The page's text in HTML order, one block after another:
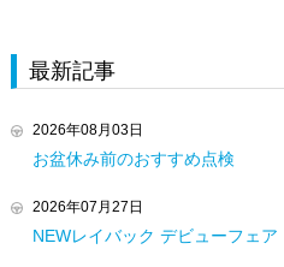
最新記事
2026年08月03日
お盆休み前のおすすめ点検
2026年07月27日
NEWレイバック デビューフェア